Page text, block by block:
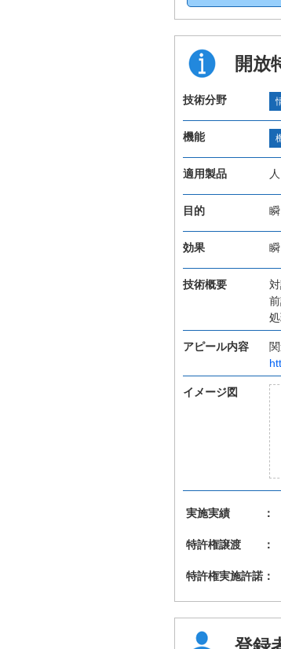
開放
技術分野
機能
適用製品
目的
効果
技術概要
処
アピール内容
イメージ図
実施実績 ：
特許権譲渡 ：
特許権実施許諾：